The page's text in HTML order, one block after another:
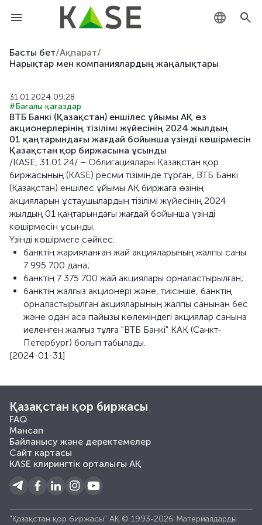
Басты бет/Ақпарат/
Нарықтар мен компаниялардың жаңалықтары
31.01.2024 09:28
#Бағалы қағаздар
ВТБ Банкі (Қазақстан) еншілес ұйымы АҚ өз
акционерлерінің тізілімі жүйесінің 2024 жылдың
01 қаңтарындағы жағдай бойынша үзінді көшірмесін
Қазақстан қор биржасына ұсынды
/KASE, 31.01.24/ – Облигациялары Қазақстан қор
биржасының (KASE) ресми тізімінде тұрған, ВТБ Банкі
(Қазақстан) еншілес ұйымы АҚ биржаға өзінің
акцияларын ұстаушылардың тізілімі жүйесінің 2024
жылдың 01 қаңтарындағы жағдай бойынша үзінді
көшірмесін ұсынды.
Үзінді көшірмеге сәйкес:
банктің жарияланған жай акцияларының жалпы саны
7 995 700 дана;
банктің 7 375 700 жай акциялары орналастырылған;
банктің жалғыз акционері және, тиісінше, банктің
орналастырылған акцияларының жалпы санынан бес
және одан аса пайызы көлеміндегі акциялар санына
иеленген жалғыз тұлға "ВТБ Банкi" КАҚ (Санкт-
Петербург) болып табылады.
[2024-01-31]
Қазақстан қор биржасы
FAQ
Мансап
Байланысу және деректемелер
Сайт картасы
KASE клирингтік орталығы АҚ
"Қазақстан қор биржасы" АҚ © 1993-2026 Материалдарды